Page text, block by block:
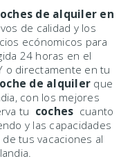
de alquiler en
de calidad y los
ecónomicos para
24 horas en el
o directamente en tu
de alquiler que
con los mejores
tu coches cuanto
y las capacidades
tus vacaciones al